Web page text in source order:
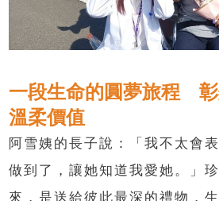
一段生命的圓夢旅程
溫柔價值
阿雪姨的長子說：「我不太會
做到了，讓她知道我愛她。」
來，是送給彼此最深的禮物，